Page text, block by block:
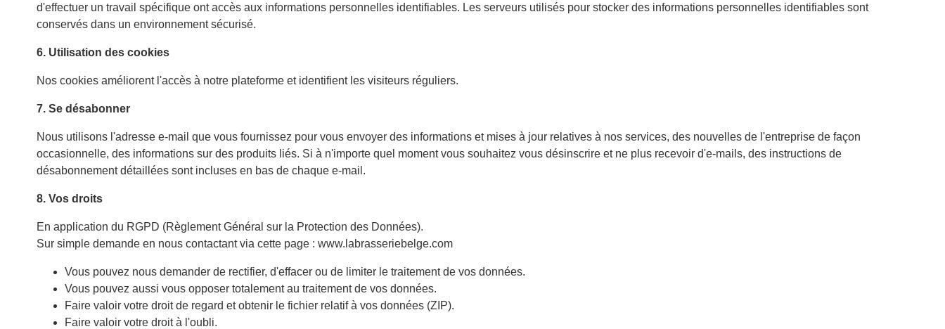
d'effectuer un travail spécifique ont accès aux informations personnelles identifiables. Les serveurs utilisés pour stocker des informations personnelles identifiables sont
conservés dans un environnement sécurisé.
6. Utilisation des cookies
Nos cookies améliorent l'accès à notre plateforme et identifient les visiteurs réguliers.
7. Se désabonner
Nous utilisons l'adresse e-mail que vous fournissez pour vous envoyer des informations et mises à jour relatives à nos services, des nouvelles de l'entreprise de façon
occasionnelle, des informations sur des produits liés. Si à n'importe quel moment vous souhaitez vous désinscrire et ne plus recevoir d'e-mails, des instructions de
désabonnement détaillées sont incluses en bas de chaque e-mail.
8. Vos droits
En application du RGPD (Règlement Général sur la Protection des Données).
Sur simple demande en nous contactant via cette page : www.labrasseriebelge.com
Vous pouvez nous demander de rectifi­er, d'effacer ou de limiter le traitement de vos données.
Vous pouvez aussi vous opposer totalement au traitement de vos données.
Faire valoir votre droit de regard et obtenir le fichier relatif à vos données (ZIP).
Faire valoir votre droit à l'oubli.